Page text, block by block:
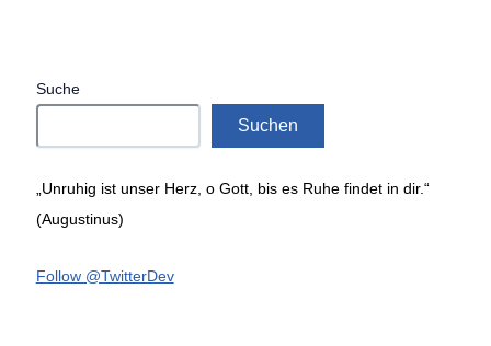
Suche
Suchen
„Unruhig ist unser Herz, o Gott, bis es Ruhe findet in dir.“
(Augustinus)
Follow @TwitterDev